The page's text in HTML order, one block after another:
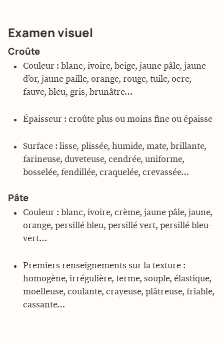
Examen visuel
Croûte
Couleur : blanc, ivoire, beige, jaune pâle, jaune
d’or, jaune paille, orange, rouge, tuile, ocre,
fauve, bleu, gris, brunâtre…
Épaisseur : croûte plus ou moins fine ou épaisse
Surface : lisse, plissée, humide, mate, brillante,
farineuse, duveteuse, cendrée, uniforme,
bosselée, fendillée, craquelée, crevassée…
Pâte
Couleur : blanc, ivoire, crème, jaune pâle, jaune,
orange, persillé bleu, persillé vert, persillé bleu-
vert…
Premiers renseignements sur la texture :
homogène, irrégulière, ferme, souple, élastique,
moelleuse, coulante, crayeuse, plâtreuse, friable,
cassante…